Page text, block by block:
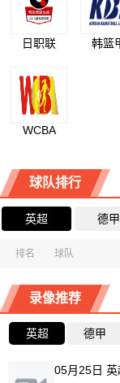
日职联 韩篮
WCBA
球队排行
英超 德甲
排名 球队
录像推荐
英超 德甲
05月25日